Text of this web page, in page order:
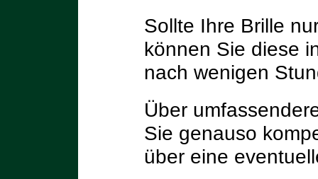
Sollte Ihre Brille
können Sie diese
nach wenigen
Über
Sie genauso
über eine